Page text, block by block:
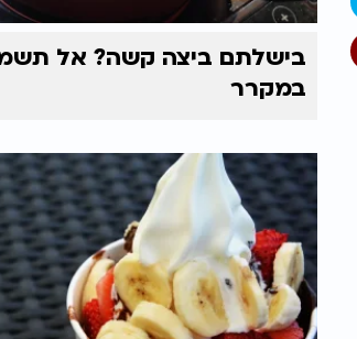
בישלתם ביצה קשה? אל
במקרר